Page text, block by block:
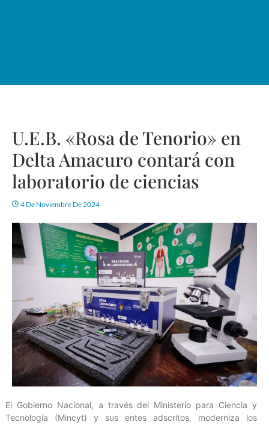
U.E.B. «Rosa de Tenorio» en
Delta Amacuro contará con
laboratorio de ciencias
4 De Noviembre De 2024
El Gobierno Nacional, a través del Ministerio para Ciencia y
Tecnología (Mincyt) y sus entes adscritos, moderniza los